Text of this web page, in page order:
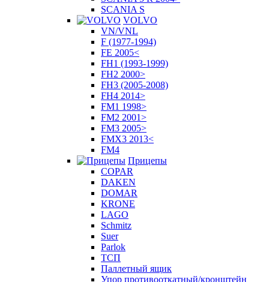
SCANIA S
VOLVO
VN/VNL
F (1977-1994)
FE 2005<
FH1 (1993-1999)
FH2 2000>
FH3 (2005-2008)
FH4 2014>
FM1 1998>
FM2 2001>
FM3 2005>
FMX3 2013<
FM4
Прицепы
COPAR
DAKEN
DOMAR
KRONE
LAGO
Schmitz
Suer
Parlok
ТСП
Паллетный ящик
Упор противооткатный/кронштейн